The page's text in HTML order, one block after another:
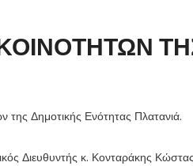
της Δημοτικής Ενότητας Πλατανιά.
Διευθυντής κ. Κονταράκης